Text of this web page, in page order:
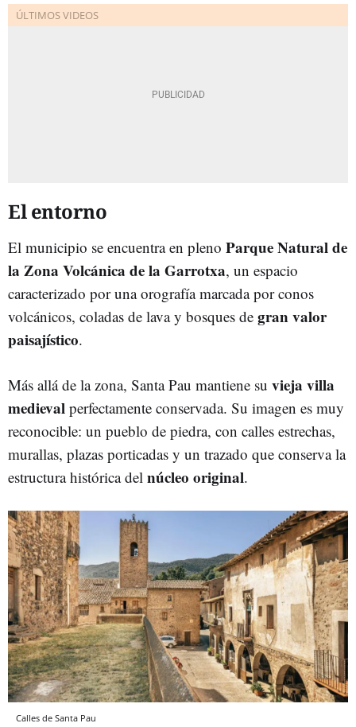
El entorno
El municipio se encuentra en pleno Parque Natural de
la Zona Volcánica de la Garrotxa, un espacio
caracterizado por una orografía marcada por conos
volcánicos, coladas de lava y bosques de gran valor
paisajístico.
Más allá de la zona, Santa Pau mantiene su vieja villa
medieval perfectamente conservada. Su imagen es muy
reconocible: un pueblo de piedra, con calles estrechas,
murallas, plazas porticadas y un trazado que conserva la
estructura histórica del núcleo original.
Calles de Santa Pau